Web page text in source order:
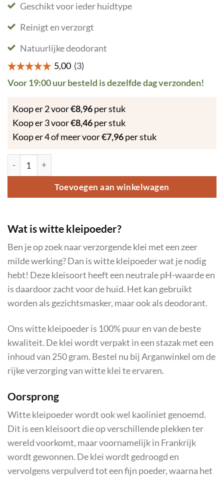
Geschikt voor ieder huidtype
Reinigt en verzorgt
Natuurlijke deodorant
Voor 19:00 uur besteld is dezelfde dag verzonden!
Koop er 2 voor€8,96per stuk
Koop er 3 voor€8,46per stuk
Koop er 4 of meer voor€7,96per stuk
Witte Klei Poeder 250 gram aantal
Toevoegen aan winkelwagen
Wat is witte kleipoeder?
Ben je op zoek naar verzorgende klei met een zeer
milde werking? Dan is witte kleipoeder wat je nodig
hebt! Deze kleisoort heeft een neutrale pH-waarde en
is daardoor zacht voor de huid. Het kan gebruikt
worden als gezichtsmasker, maar ook als deodorant.
Ons witte kleipoeder is 100% puur en van de beste
kwaliteit. De klei wordt verpakt in een stazak met een
inhoud van 250 gram. Bestel nu bij Arganwinkel om de
rijke verzorging van witte klei te ervaren.
Oorsprong
Witte kleipoeder wordt ook wel kaoliniet genoemd.
Dit is een kleisoort die op verschillende plekken ter
wereld voorkomt, maar voornamelijk in Frankrijk
wordt gewonnen. De klei wordt gedroogd en
vervolgens verpulverd tot een fijn poeder, waarna het